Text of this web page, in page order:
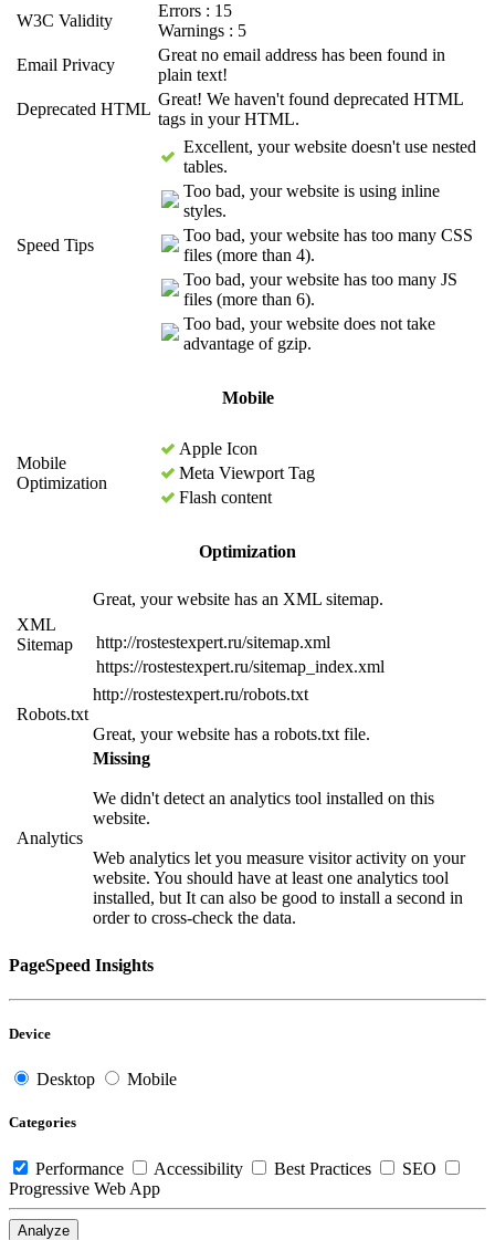
W3C Validity
Errors : 15
Warnings : 5
Email Privacy
Great no email address has been found in
plain text!
Deprecated HTML
Great! We haven't found deprecated HTML
tags in your HTML.
Speed Tips
Excellent, your website doesn't use nested
tables.
Too bad, your website is using inline
styles.
Too bad, your website has too many CSS
files (more than 4).
Too bad, your website has too many JS
files (more than 6).
Too bad, your website does not take
advantage of gzip.
Mobile
Mobile
Optimization
Apple Icon
Meta Viewport Tag
Flash content
Optimization
XML
Sitemap
Great, your website has an XML sitemap.
http://rostestexpert.ru/sitemap.xml
https://rostestexpert.ru/sitemap_index.xml
Robots.txt
http://rostestexpert.ru/robots.txt
Great, your website has a robots.txt file.
Analytics
Missing
We didn't detect an analytics tool installed on this
website.
Web analytics let you measure visitor activity on your
website. You should have at least one analytics tool
installed, but It can also be good to install a second in
order to cross-check the data.
PageSpeed Insights
Device
Desktop Mobile
Categories
Performance Accessibility Best Practices
SEO
Progressive Web App
Analyze